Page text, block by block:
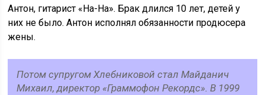
Антон, гитарист «На-На». Брак длился 10 лет, детей у
них не было. Антон исполнял обязанности продюсера
жены.
Потом супругом Хлебниковой стал Майданич
Михаил, директор «Граммофон Рекордс». В 1999